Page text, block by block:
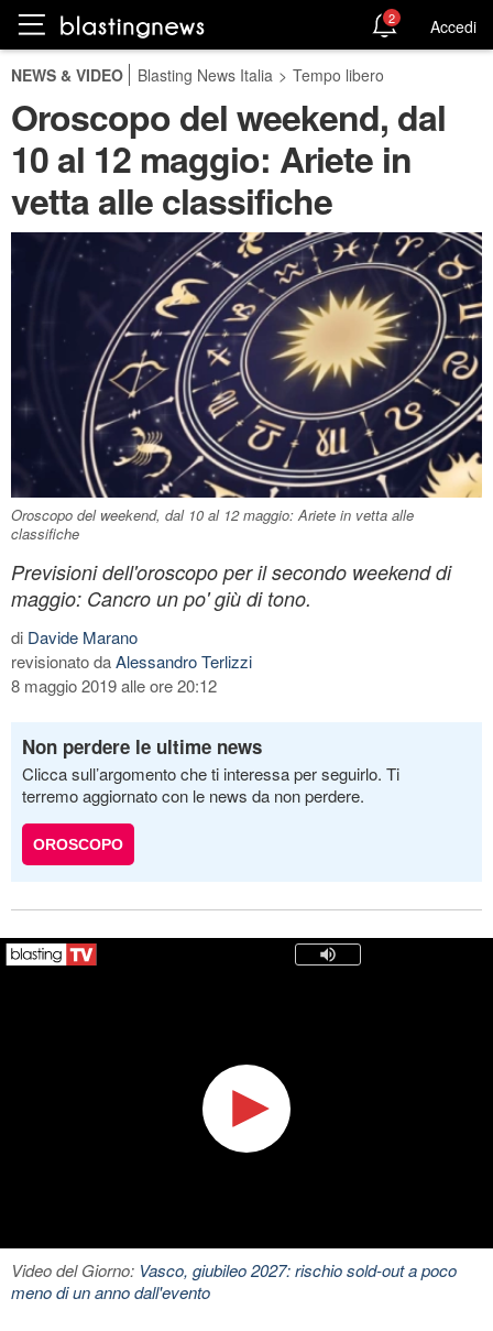
2 Accedi
NEWS & VIDEO Blasting News Italia > Tempo libero
Oroscopo del weekend, dal
10 al 12 maggio: Ariete in
vetta alle classifiche
Oroscopo del weekend, dal 10 al 12 maggio: Ariete in vetta alle
classifiche
Previsioni dell'oroscopo per il secondo weekend di
maggio: Cancro un po' giù di tono.
di Davide Marano
revisionato daAlessandro Terlizzi
8 maggio 2019 alle ore 20:12
Non perdere le ultime news
Clicca sull’argomento che ti interessa per seguirlo. Ti
terremo aggiornato con le news da non perdere.
OROSCOPO
Video del Giorno: Vasco, giubileo 2027: rischio sold-out a poco
meno di un anno dall'evento